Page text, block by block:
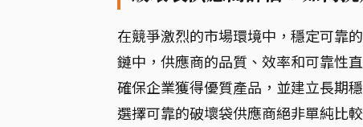
在競爭激烈的市場環境中，穩定可靠
鏈中，供應商的品質、效率和可靠性
確保企業獲得優質產品，並建立長期
選擇可靠的破壞袋供應商絕非單純比